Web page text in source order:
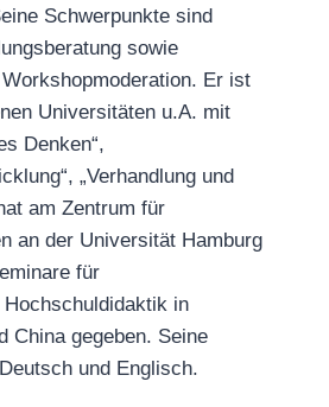
Schwerpunkte sind
sowie
Er ist
Universitäten u.A. mit
Denken“,
„Verhandlung und
am Zentrum für
an der Universität Hamburg
für
in
China gegeben. Seine
und Englisch.